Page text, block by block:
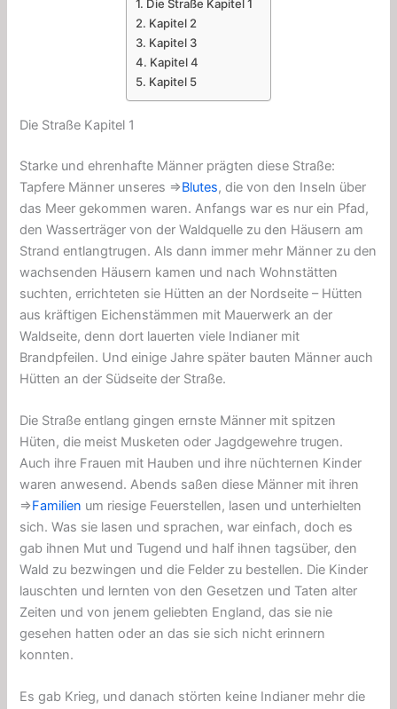
Die Straße Kapitel 1
Kapitel 2
Kapitel 3
Kapitel 4
Kapitel 5
Die Straße Kapitel 1
Starke und ehrenhafte Männer prägten diese Straße:
Tapfere Männer unseres ⇒Blutes, die von den Inseln über
das Meer gekommen waren. Anfangs war es nur ein Pfad,
den Wasserträger von der Waldquelle zu den Häusern am
Strand entlangtrugen. Als dann immer mehr Männer zu den
wachsenden Häusern kamen und nach Wohnstätten
suchten, errichteten sie Hütten an der Nordseite – Hütten
aus kräftigen Eichenstämmen mit Mauerwerk an der
Waldseite, denn dort lauerten viele Indianer mit
Brandpfeilen. Und einige Jahre später bauten Männer auch
Hütten an der Südseite der Straße.
Die Straße entlang gingen ernste Männer mit spitzen
Hüten, die meist Musketen oder Jagdgewehre trugen.
Auch ihre Frauen mit Hauben und ihre nüchternen Kinder
waren anwesend. Abends saßen diese Männer mit ihren
⇒Familien um riesige Feuerstellen, lasen und unterhielten
sich. Was sie lasen und sprachen, war einfach, doch es
gab ihnen Mut und Tugend und half ihnen tagsüber, den
Wald zu bezwingen und die Felder zu bestellen. Die Kinder
lauschten und lernten von den Gesetzen und Taten alter
Zeiten und von jenem geliebten England, das sie nie
gesehen hatten oder an das sie sich nicht erinnern
konnten.
Es gab Krieg, und danach störten keine Indianer mehr die